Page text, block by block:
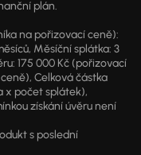
plán.
na pořizovací ceně):
Měsíční splátka: 3
175 000 Kč (pořizovací
Celková částka
x počet splátek),
získání úvěru není
s poslední